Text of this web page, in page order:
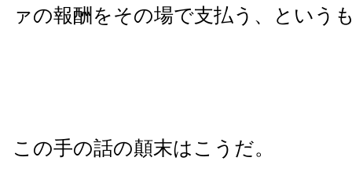
ァの報酬をその場で支払う、という
この手の話の顛末はこうだ。